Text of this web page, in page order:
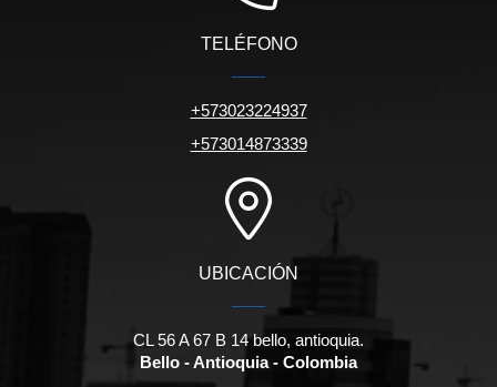
TELÉFONO
+573023224937
+573014873339
UBICACIÓN
CL 56 A 67 B 14 bello, antioquia.
Bello - Antioquia - Colombia